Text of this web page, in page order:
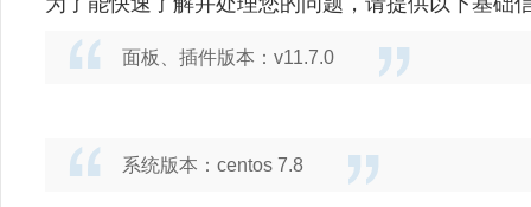
面板、插件版本：v11.7.0
系统版本：centos 7.8